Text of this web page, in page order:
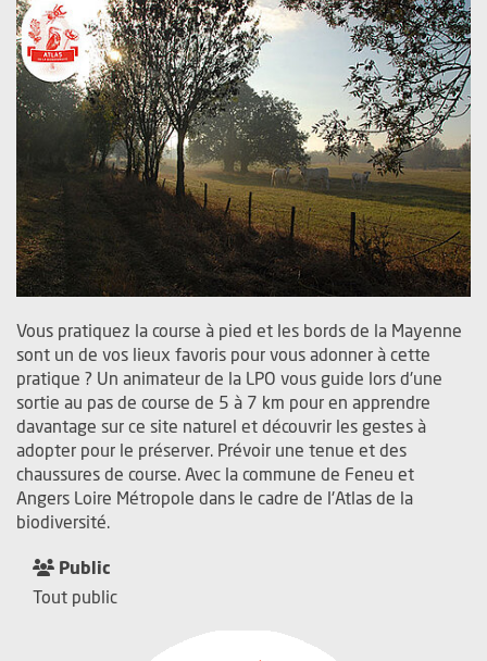
Vous pratiquez la course à pied et les bords de la Mayenne
sont un de vos lieux favoris pour vous adonner à cette
pratique ? Un animateur de la LPO vous guide lors d'une
sortie au pas de course de 5 à 7 km pour en apprendre
davantage sur ce site naturel et découvrir les gestes à
adopter pour le préserver. Prévoir une tenue et des
chaussures de course. Avec la commune de Feneu et
Angers Loire Métropole dans le cadre de l'Atlas de la
biodiversité.
Public
Tout public